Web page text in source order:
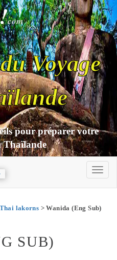
com
Voyage
pour préparer votre
Thaïlande
Thai lakorns > Wanida (Eng Sub)
SUB)